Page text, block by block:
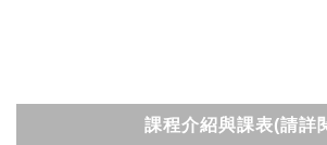
課程介紹與課表(請詳